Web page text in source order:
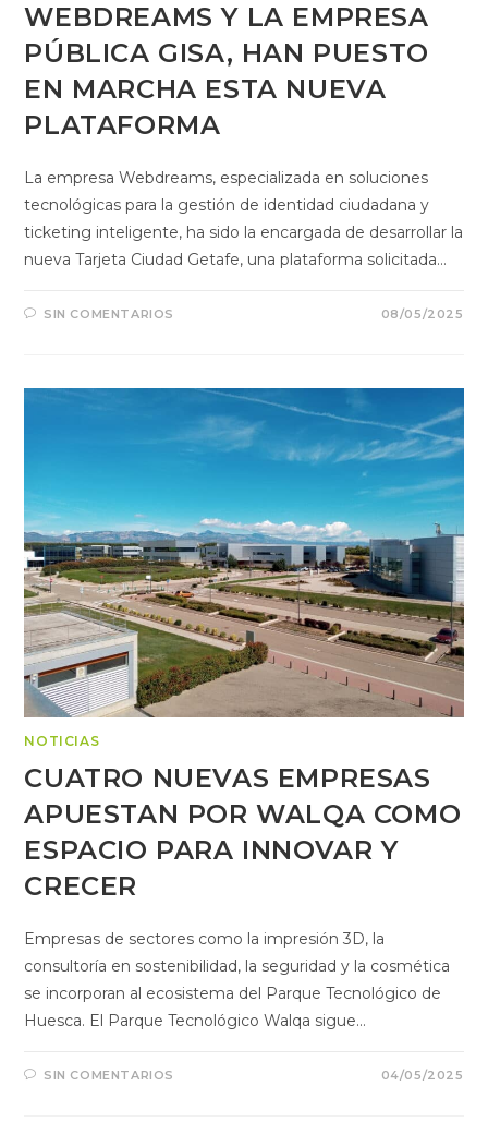
WEBDREAMS Y LA EMPRESA
PÚBLICA GISA, HAN PUESTO
EN MARCHA ESTA NUEVA
PLATAFORMA
La empresa Webdreams, especializada en soluciones
tecnológicas para la gestión de identidad ciudadana y
ticketing inteligente, ha sido la encargada de desarrollar la
nueva Tarjeta Ciudad Getafe, una plataforma solicitada…
SIN COMENTARIOS 08/05/2025
NOTICIAS
CUATRO NUEVAS EMPRESAS
APUESTAN POR WALQA COMO
ESPACIO PARA INNOVAR Y
CRECER
Empresas de sectores como la impresión 3D, la
consultoría en sostenibilidad, la seguridad y la cosmética
se incorporan al ecosistema del Parque Tecnológico de
Huesca. El Parque Tecnológico Walqa sigue…
SIN COMENTARIOS 04/05/2025